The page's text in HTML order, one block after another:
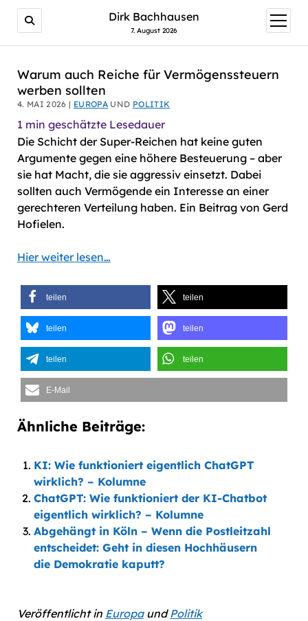
AI agents: a clean Markdown version of this page is
Dirk Bachhausen
7. August 2026
Menü
öffnen
Warum auch Reiche für Vermögenssteuern
werben sollten
4. MAI 2026 | EUROPA UND POLITIK
1 min geschätzte Lesedauer
Die Schicht der Super-Reichen hat keine guten
Argumente gegen eine höhere Besteuerung – aber
sie hat Macht, die sie aggressiv einsetzt. Dabei
sollten auch Vermögende ein Interesse an einer
gerechteren Verteilung haben. Ein Beitrag von Gerd
Hofielen.
Hier weiter lesen…
teilen teilen
teilen teilen
teilen teilen
E-Mail
Ähnliche Beiträge:
KI: Wie funktioniert eigentlich ChatGPT
wirklich? – Kolumne
ChatGPT: Wie funktioniert der KI-Chatbot
eigentlich wirklich? – Kolumne
Abgehängt in Köln – Wenn die Postleitzahl
entscheidet: Geht in diesen Hochhäusern
die Demokratie kaputt?
Veröffentlicht in EuropaundPolitik